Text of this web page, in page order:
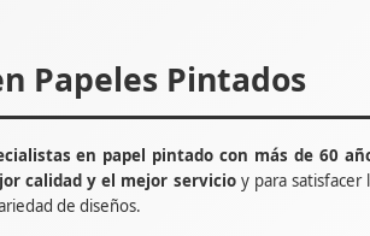
Papeles Pintados
en papel pintado con más de 60
calidad y el mejor servicioy para satisfacer
de diseños.